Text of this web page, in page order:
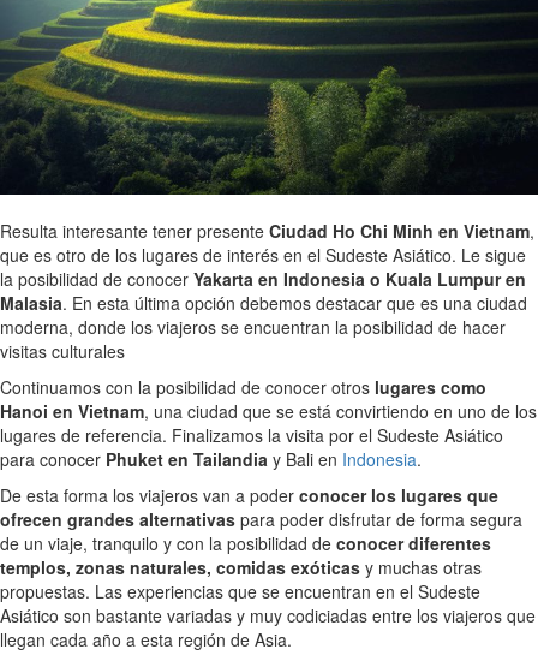
Resulta interesante tener presente Ciudad Ho Chi Minh en Vietnam,
que es otro de los lugares de interés en el Sudeste Asiático. Le sigue
la posibilidad de conocer Yakarta en Indonesia o Kuala Lumpur en
Malasia. En esta última opción debemos destacar que es una ciudad
moderna, donde los viajeros se encuentran la posibilidad de hacer
visitas culturales
Continuamos con la posibilidad de conocer otros lugares como
Hanoi en Vietnam, una ciudad que se está convirtiendo en uno de los
lugares de referencia. Finalizamos la visita por el Sudeste Asiático
para conocer Phuket en Tailandia y Bali en Indonesia.
De esta forma los viajeros van a poder conocer los lugares que
ofrecen grandes alternativas para poder disfrutar de forma segura
de un viaje, tranquilo y con la posibilidad de conocer diferentes
templos, zonas naturales, comidas exóticas y muchas otras
propuestas. Las experiencias que se encuentran en el Sudeste
Asiático son bastante variadas y muy codiciadas entre los viajeros que
llegan cada año a esta región de Asia.